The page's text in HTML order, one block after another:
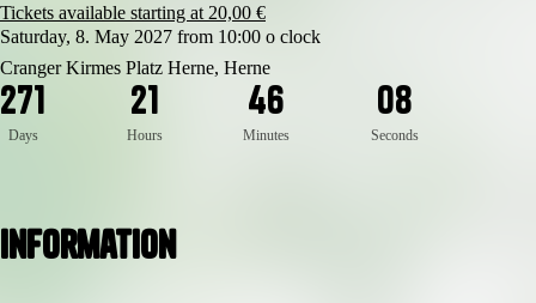
Tickets available starting at 20,00 €
Saturday, 8. May 2027 from 10:00 o clock
Cranger Kirmes Platz Herne, Herne
271
Days
21
Hours
46
Minutes
08
7
Seconds
Information